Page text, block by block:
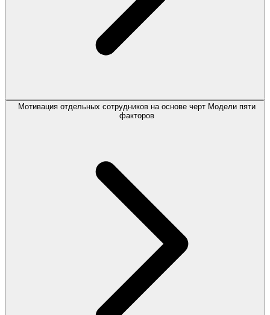
Мотивация отдельных сотрудников на основе черт Модели пяти
факторов